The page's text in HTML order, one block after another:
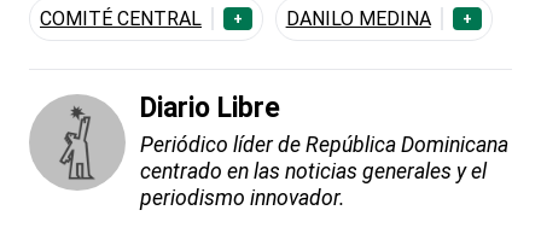
COMITÉ CENTRAL + DANILO MEDINA +
Diario Libre
Periódico líder de República Dominicana
centrado en las noticias generales y el
periodismo innovador.